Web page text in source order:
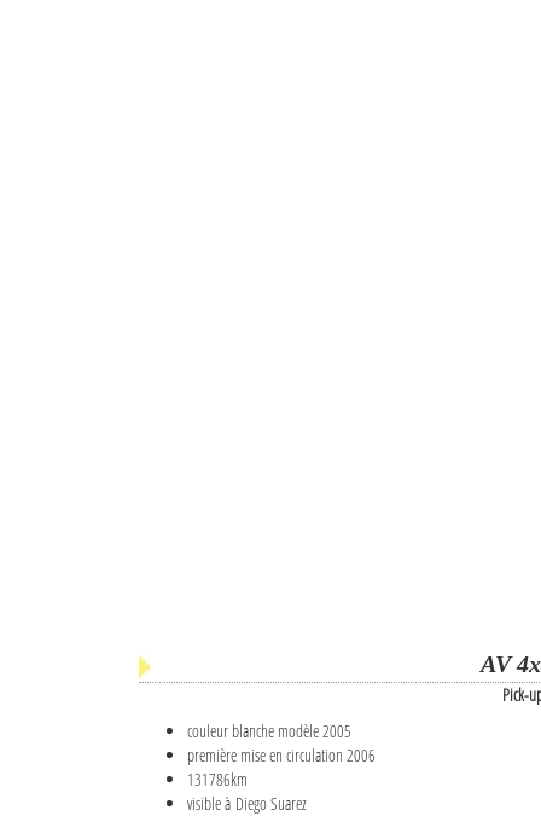
AV
Pick-
couleur blanche modèle 2005
première mise en circulation 2006
131786km
visible à Diego Suarez